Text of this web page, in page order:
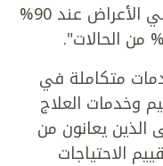
الطريقة في حدوث تحسن كبير في الأعراض عند 90%
متكاملة في
وخدمات العلاج
الذين يعانون من
الاحتياجات